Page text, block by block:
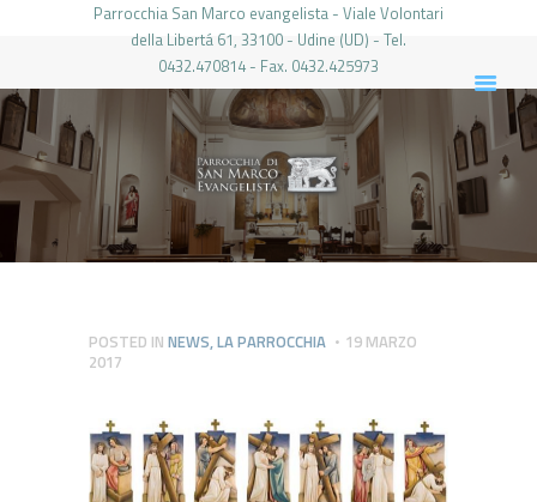
Parrocchia San Marco evangelista - Viale Volontari
della Libertá 61, 33100 - Udine (UD) - Tel.
0432.470814 - Fax. 0432.425973
PARROCCHIA DI SAN MARCO UDINE
HOME
LA PARROCCHIA
IL PARROCO
LE ATTIVITÀ
PIERABECH
FOTO E VIDEO
LOGIN
POSTED IN NEWS,LA PARROCCHIA
19 MARZO
2017